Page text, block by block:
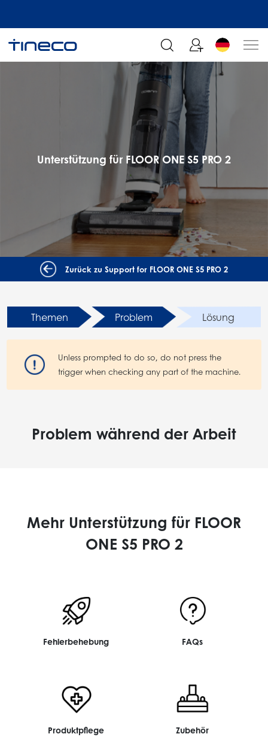
Unterstützung für FLOOR ONE S5 PRO 2
Zurück zu Support for FLOOR ONE S5 PRO 2
Themen Problem Lösung
Unless prompted to do so, do not press the
trigger when checking any part of the machine.
Problem während der Arbeit
Mehr Unterstützung für FLOOR
ONE S5 PRO 2
Fehlerbehebung FAQs
Produktpflege Zubehör